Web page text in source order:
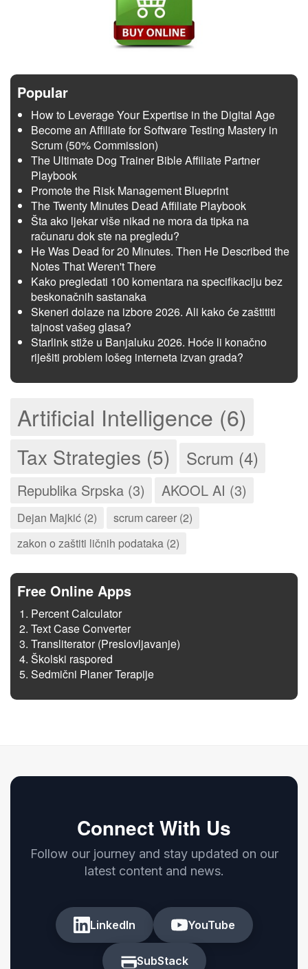
Popular
How to Leverage Your Expertise in the Digital Age
Become an Affiliate for Software Testing Mastery in
Scrum (50% Commission)
The Ultimate Dog Trainer Bible Affiliate Partner
Playbook
Promote the Risk Management Blueprint
The Twenty Minutes Dead Affiliate Playbook
Šta ako ljekar više nikad ne mora da tipka na
računaru dok ste na pregledu?
He Was Dead for 20 Minutes. Then He Described the
Notes That Weren't There
Kako pregledati 100 komentara na specifikaciju bez
beskonačnih sastanaka
Skeneri dolaze na izbore 2026. Ali kako će zaštititi
tajnost vašeg glasa?
Starlink stiže u Banjaluku 2026. Hoće li konačno
riješiti problem lošeg interneta izvan grada?
Artificial Intelligence (6)
Tax Strategies (5) Scrum (4)
Republika Srpska (3) AKOOL AI (3)
Dejan Majkić (2)
scrum career (2)
zakon o zaštiti ličnih podataka (2)
Free Online Apps
Percent Calculator
Text Case Converter
Transliterator (Preslovljavanje)
Školski raspored
Sedmični Planer Terapije
Connect With Us
Follow our journey and stay updated on our
latest content and news.
LinkedIn YouTube
SubStack